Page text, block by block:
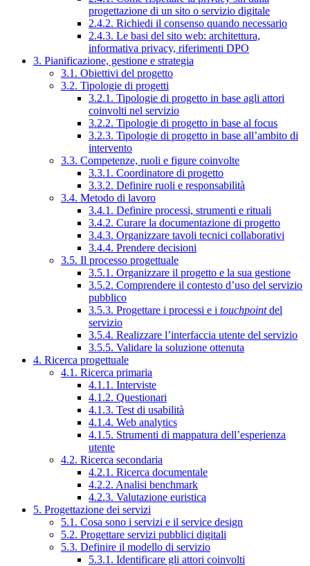
progettazione di un sito o servizio digitale
2.4.2. Richiedi il consenso quando necessario
2.4.3. Le basi del sito web: architettura,
informativa privacy, riferimenti DPO
3. Pianificazione, gestione e strategia
3.1. Obiettivi del progetto
3.2. Tipologie di progetti
3.2.1. Tipologie di progetto in base agli attori
coinvolti nel servizio
3.2.2. Tipologie di progetto in base al focus
3.2.3. Tipologie di progetto in base all’ambito di
intervento
3.3. Competenze, ruoli e figure coinvolte
3.3.1. Coordinatore di progetto
3.3.2. Definire ruoli e responsabilità
3.4. Metodo di lavoro
3.4.1. Definire processi, strumenti e rituali
3.4.2. Curare la documentazione di progetto
3.4.3. Organizzare tavoli tecnici collaborativi
3.4.4. Prendere decisioni
3.5. Il processo progettuale
3.5.1. Organizzare il progetto e la sua gestione
3.5.2. Comprendere il contesto d’uso del servizio
pubblico
3.5.3. Progettare i processi e i touchpointdel
servizio
3.5.4. Realizzare l’interfaccia utente del servizio
3.5.5. Validare la soluzione ottenuta
4. Ricerca progettuale
4.1. Ricerca primaria
4.1.1. Interviste
4.1.2. Questionari
4.1.3. Test di usabilità
4.1.4. Web analytics
4.1.5. Strumenti di mappatura dell’esperienza
utente
4.2. Ricerca secondaria
4.2.1. Ricerca documentale
4.2.2. Analisi benchmark
4.2.3. Valutazione euristica
5. Progettazione dei servizi
5.1. Cosa sono i servizi e il service design
5.2. Progettare servizi pubblici digitali
5.3. Definire il modello di servizio
5.3.1. Identificare gli attori coinvolti